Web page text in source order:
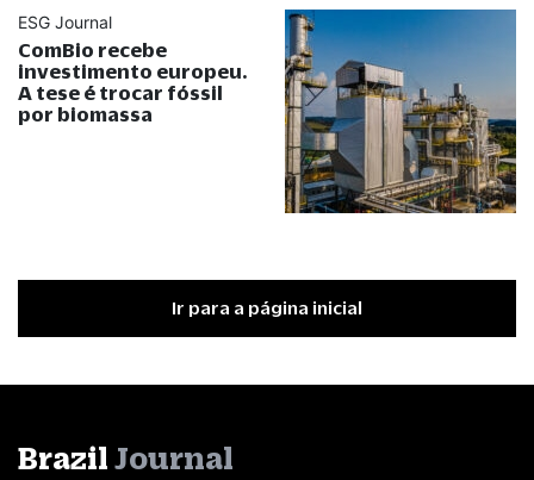
ESG Journal
ComBio recebe
investimento europeu.
A tese é trocar fóssil
por biomassa
Ir para a página inicial
Brazil Journal